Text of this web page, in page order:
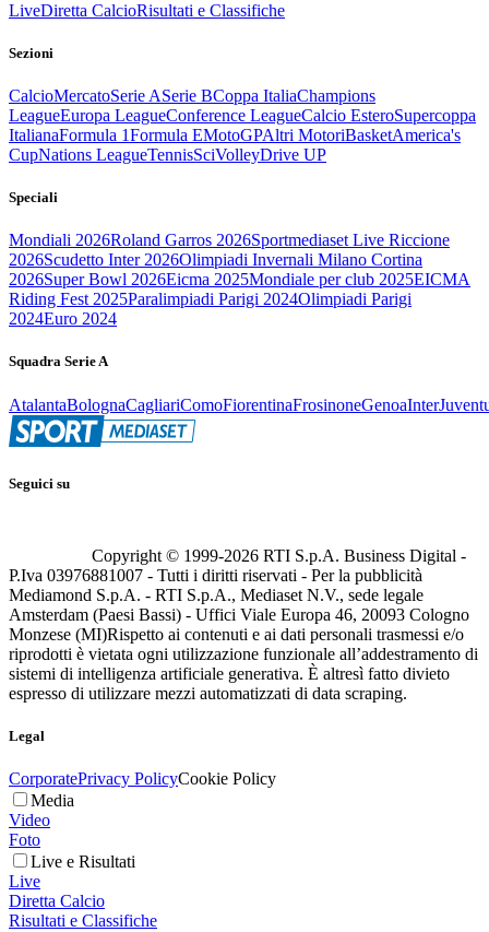
LiveDiretta CalcioRisultati e Classifiche
Sezioni
CalcioMercatoSerie ASerie BCoppa ItaliaChampions
LeagueEuropa LeagueConference LeagueCalcio EsteroSupercoppa
ItalianaFormula 1Formula EMotoGPAltri MotoriBasketAmerica's
CupNations LeagueTennisSciVolleyDrive UP
Speciali
Mondiali 2026Roland Garros 2026Sportmediaset Live Riccione
2026Scudetto Inter 2026Olimpiadi Invernali Milano Cortina
2026Super Bowl 2026Eicma 2025Mondiale per club 2025EICMA
Riding Fest 2025Paralimpiadi Parigi 2024Olimpiadi Parigi
2024Euro 2024
Squadra Serie A
AtalantaBolognaCagliariComoFiorentinaFrosinoneGenoaInter
Seguici su
Copyright © 1999-2026 RTI S.p.A. Business Digital -
P.Iva 03976881007 - Tutti i diritti riservati - Per la pubblicità
Mediamond S.p.A. - RTI S.p.A., Mediaset N.V., sede legale
Amsterdam (Paesi Bassi) - Uffici Viale Europa 46, 20093 Cologno
Monzese (MI)Rispetto ai contenuti e ai dati personali trasmessi e/o
riprodotti è vietata ogni utilizzazione funzionale all’addestramento di
sistemi di intelligenza artificiale generativa. È altresì fatto divieto
espresso di utilizzare mezzi automatizzati di data scraping.
Legal
CorporatePrivacy PolicyCookie Policy
Media
Video
Foto
Live e Risultati
Live
Diretta Calcio
Risultati e Classifiche